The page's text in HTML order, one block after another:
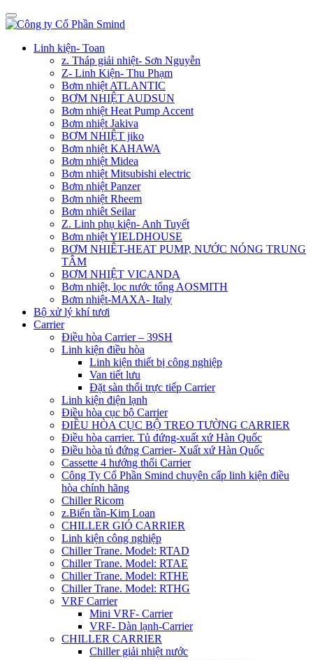
Linh kiện- Toan
z. Tháp giải nhiệt- Sơn Nguyễn
Z- Linh Kiện- Thu Phạm
Bơm nhiệt ATLANTIC
BƠM NHIỆT AUDSUN
Bơm nhiệt Heat Pump Accent
Bơm nhiệt Jakiva
BƠM NHIỆT jiko
Bơm nhiệt KAHAWA
Bơm nhiệt Midea
Bơm nhiệt Mitsubishi electric
Bơm nhiệt Panzer
Bơm nhiệt Rheem
Bơm nhiêt Seilar
Z. Linh phụ kiện- Anh Tuyết
Bơm nhiệt YIELDHOUSE
BƠM NHIÊT-HEAT PUMP, NƯỚC NÓNG TRUNG
TÂM
BƠM NHIỆT VICANDA
Bơm nhiệt, lọc nước tổng AOSMITH
Bơm nhiệt-MAXA- Italy
Bộ xử lý khí tươi
Carrier
Điều hòa Carrier – 39SH
Linh kiện điều hòa
Linh kiện thiết bị công nghiệp
Van tiết lưu
Đặt sàn thổi trực tiếp Carrier
Linh kiện điện lạnh
Điều hòa cục bộ Carrier
ĐIỀU HÒA CỤC BỘ TREO TƯỜNG CARRIER
Điều hòa carrier. Tủ đứng-xuất xứ Hàn Quốc
Điều hòa tủ đứng Carrier- Xuất xứ Hàn Quốc
Cassette 4 hướng thổi Carrier
Công Ty Cổ Phần Smind chuyên cấp linh kiện điều
hòa chính hãng
Chiller Ricom
z.Biến tần-Kim Loan
CHILLER GIÓ CARRIER
Linh kiện công nghiệp
Chiller Trane. Model: RTAD
Chiller Trane. Model: RTAE
Chiller Trane. Model: RTHE
Chiller Trane. Model: RTHG
VRF Carrier
Mini VRF- Carrier
VRF- Dàn lạnh-Carrier
CHILLER CARRIER
Chiller giải nhiệt nước